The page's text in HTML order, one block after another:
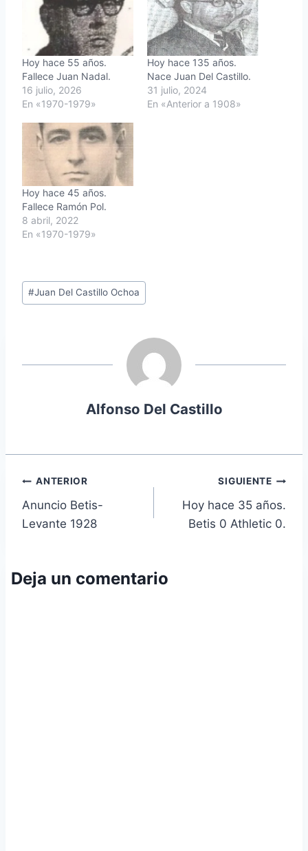
Hoy hace 55 años.
Fallece Juan Nadal.
16 julio, 2026
En «1970-1979»
Hoy hace 135 años.
Nace Juan Del Castillo.
31 julio, 2024
En «Anterior a 1908»
Hoy hace 45 años.
Fallece Ramón Pol.
8 abril, 2022
En «1970-1979»
Etiquetas
de
#Juan Del Castillo Ochoa
Alfonso Del Castillo
Navegación
de
ANTERIOR
Anuncio Betis-
Levante 1928
SIGUIENTE
Hoy hace 35 años.
Betis 0 Athletic 0.
Deja un comentario